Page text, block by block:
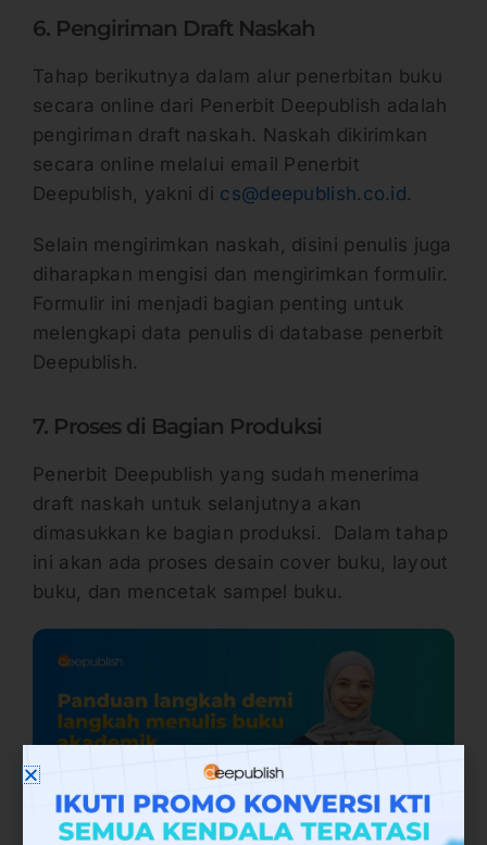
6. Pengiriman Draft Naskah
Tahap berikutnya dalam alur penerbitan buku
secara online dari Penerbit Deepublish adalah
pengiriman draft naskah. Naskah dikirimkan
secara online melalui email Penerbit
Deepublish, yakni di cs@deepublish.co.id.
Selain mengirimkan naskah, disini penulis juga
diharapkan mengisi dan mengirimkan formulir.
Formulir ini menjadi bagian penting untuk
melengkapi data penulis di database penerbit
Deepublish.
7. Proses di Bagian Produksi
Penerbit Deepublish yang sudah menerima
draft naskah untuk selanjutnya akan
dimasukkan ke bagian produksi. Dalam tahap
ini akan ada proses desain cover buku, layout
buku, dan mencetak sampel buku.